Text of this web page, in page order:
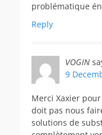
problématique
Reply
VOGIN
9
Merci Xaxier
doit pas nous
solutions de